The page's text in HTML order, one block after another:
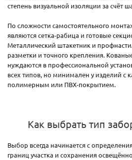
степень визуальной изоляции за счёт
По сложности самостоятельного
являются сетка-рабица и готовые
Металлический штакетник и
разметки и точного крепления.
нуждаются в профессиональной
всех типов, но минимален у изделий с
полимерным или ПВХ-покрытием.
Как выбрать тип
Выбор всегда начинается с
границ участка и сохранения